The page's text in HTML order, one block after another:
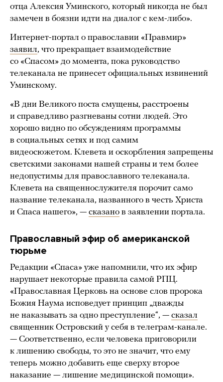
отца Алексия Уминского, который никогда не был
замечен в боязни идти на диалог с кем-либо».
Интернет-портал о православии «Правмир»
заявил, что прекращает взаимодействие
со «Спасом» до момента, пока руководство
телеканала не принесет официальных извинений
Уминскому.
«В дни Великого поста смущены, расстроены
и справедливо разгневаны сотни людей. Это
хорошо видно по обсуждениям программы
в социальных сетях и под самим
видеосюжетом. Клевета и оскорбления запрещены
светскими законами нашей страны и тем более
недопустимы для православного телеканала.
Клевета на священнослужителя порочит само
название телеканала, названного в честь Христа
и Спаса нашего», — сказано в заявлении портала.
Православный эфир об американской
тюрьме
Редакции «Спаса» уже напомнили, что их эфир
нарушает некоторые правила самой РПЦ.
«Православная Церковь на основе слов пророка
Божия Наума исповедует принцип „дважды
не наказывать за одно преступление“, — сказал
священник Островский у себя в телеграм-канале.
— Соответственно, если человека приговорили
к лишению свободы, то это не значит, что ему
теперь можно добавить еще сверху второе
наказание — лишение медицинской помощи».